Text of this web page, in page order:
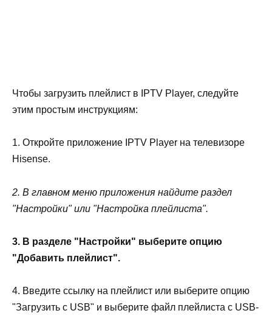
Чтобы загрузить плейлист в IPTV Player, следуйте
этим простым инструкциям:
1. Откройте приложение IPTV Player на телевизоре
Hisense.
2. В главном меню приложения найдите раздел
"Настройки" или "Настройка плейлиста".
3. В разделе "Настройки" выберите опцию
"Добавить плейлист".
4. Введите ссылку на плейлист или выберите опцию
"Загрузить с USB" и выберите файл плейлиста с USB-